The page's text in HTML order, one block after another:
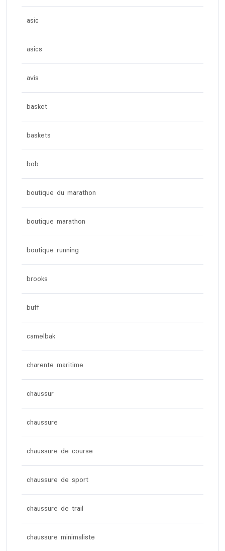
asic
asics
avis
basket
baskets
bob
boutique du marathon
boutique marathon
boutique running
brooks
buff
camelbak
charente maritime
chaussur
chaussure
chaussure de course
chaussure de sport
chaussure de trail
chaussure minimaliste